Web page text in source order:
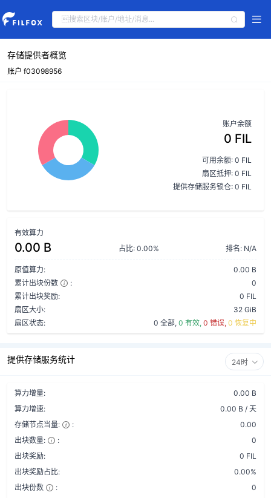
存储提供者概览
账户 f03098956
账户余额
0 FIL
可用余额: 0 FIL
扇区抵押: 0 FIL
提供存储服务锁仓: 0 FIL
有效算力
0.00 B 占比: 0.00% 排名: N/A
原值算力:
0.00 B
累计出块份数
:
0
累计出块奖励:
0 FIL
扇区大小:
32 GiB
扇区状态:
0 全部, 0 有效, 0 错误, 0 恢复中
提供存储服务统计 24时
算力增量:
0.00 B
算力增速:
0.00 B / 天
存储节点当量:
:
0.00
出块数量:
:
0
出块奖励:
0 FIL
出块奖励占比:
0.00%
出块份数
:
0